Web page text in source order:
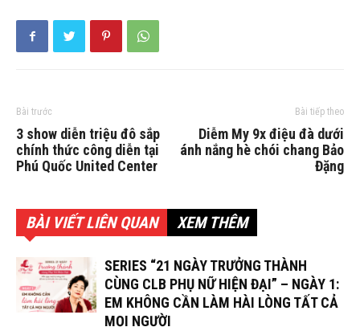
Bài trước
3 show diễn triệu đô sắp
chính thức công diễn tại
Phú Quốc United Center
Bài tiếp theo
Diễm My 9x điệu đà dưới
ánh nắng hè chói chang Bảo
Đặng
BÀI VIẾT LIÊN QUAN XEM THÊM
SERIES “21 NGÀY TRƯỞNG THÀNH
CÙNG CLB PHỤ NỮ HIỆN ĐẠI” – NGÀY 1:
EM KHÔNG CẦN LÀM HÀI LÒNG TẤT CẢ
MỌI NGƯỜI